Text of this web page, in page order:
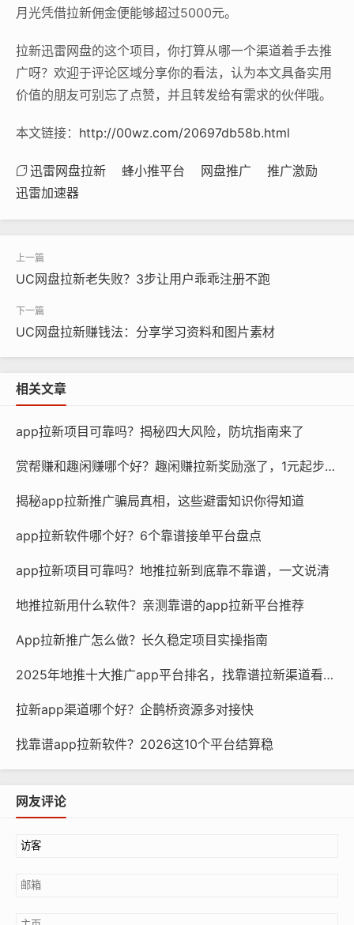
月光凭借拉新佣金便能够超过5000元。
拉新迅雷网盘的这个项目，你打算从哪一个渠道着手去推
广呀？欢迎于评论区域分享你的看法，认为本文具备实用
价值的朋友可别忘了点赞，并且转发给有需求的伙伴哦。
本文链接： http://00wz.com/20697db58b.html
迅雷网盘拉新 蜂小推平台 网盘推广
推广激励
迅雷加速器
UC网盘拉新老失败？3步让用户乖乖注册不跑
UC网盘拉新赚钱法：分享学习资料和图片素材
相关文章
app拉新项目可靠吗？揭秘四大风险，防坑指南来了
赏帮赚和趣闲赚哪个好？趣闲赚拉新奖励涨了，1元起步更划算
揭秘app拉新推广骗局真相，这些避雷知识你得知道
app拉新软件哪个好？6个靠谱接单平台盘点
app拉新项目可靠吗？地推拉新到底靠不靠谱，一文说清
地推拉新用什么软件？亲测靠谱的app拉新平台推荐
App拉新推广怎么做？长久稳定项目实操指南
2025年地推十大推广app平台排名，找靠谱拉新渠道看这篇
拉新app渠道哪个好？企鹊桥资源多对接快
找靠谱app拉新软件？2026这10个平台结算稳
网友评论